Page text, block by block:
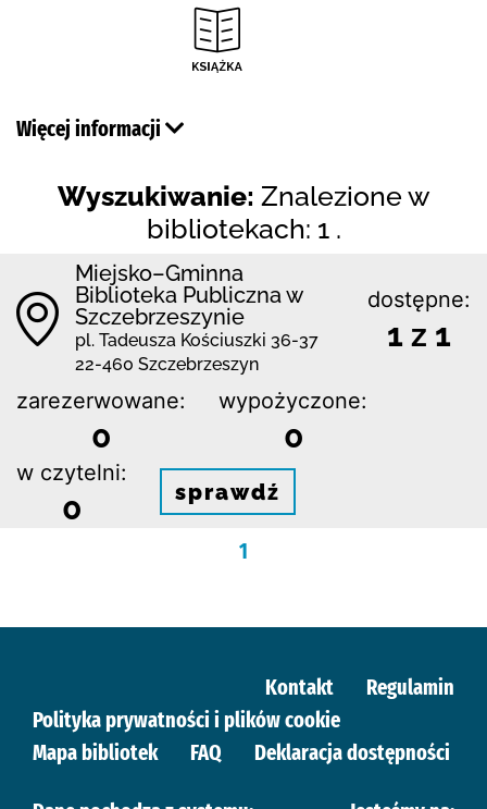
Więcej informacji
Wyszukiwanie: Znalezione w
bibliotekach: 1 .
Miejsko–Gminna
Biblioteka Publiczna w
Szczebrzeszynie
pl. Tadeusza Kościuszki 36-37
22-460 Szczebrzeszyn
dostępne:
1 z 1
zarezerwowane:
0
wypożyczone:
0
w czytelni:
0 sprawdź
1
Kontakt
Regulamin
Polityka prywatności i plików cookie
Mapa bibliotek
FAQ Deklaracja dostępności